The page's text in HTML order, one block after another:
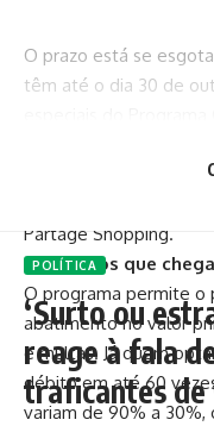
O prazo está se
têm até o dia 30 de
tributárias e não
Partage Shopping.
Descontos que
O programa permite o
abatimento no valor
e multas. Já quem
débito em até 60
variam de 90% a 30%,
POLÍTICA
‘Surto ou
reage à fala
traficantes